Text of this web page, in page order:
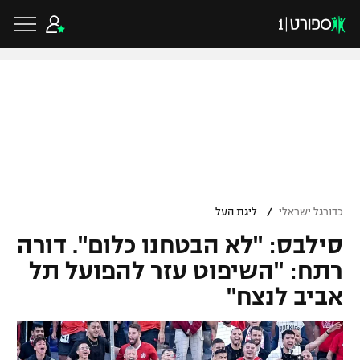
גביע הטוטו
ליגיונרים
גביע המדינה
ליגת האלופות
ליגה אירופית
ליגה אנגלית
כדורסל ישראלי
ליגת ווינר סל
ליגה לאומית
כדורסל עולמי
NBA
כדורגל ישראלי / ליגת העל
סילבס: "לא הבטחנו כלום". דורה
רתח: "השיפוט עזר להפועל תל
אביב לנצח"